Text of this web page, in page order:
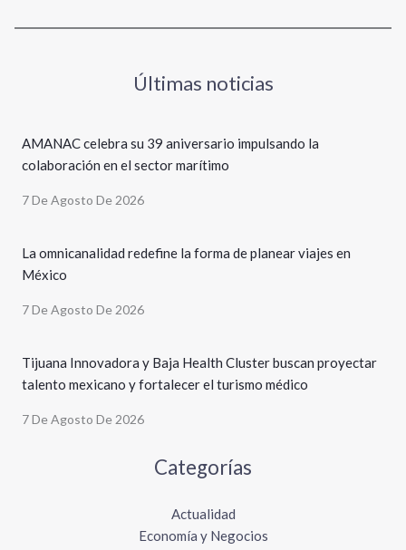
Últimas noticias
AMANAC celebra su 39 aniversario impulsando la
colaboración en el sector marítimo
7 De Agosto De 2026
La omnicanalidad redefine la forma de planear viajes en
México
7 De Agosto De 2026
Tijuana Innovadora y Baja Health Cluster buscan proyectar
talento mexicano y fortalecer el turismo médico
7 De Agosto De 2026
Categorías
Actualidad
Economía y Negocios